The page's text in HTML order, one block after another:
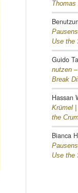
Use the
Guido
nutzen
Break
Hassan
Krümel |
the
Bianca
Use the